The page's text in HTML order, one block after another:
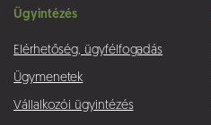
Ügyintézés
Elérhetőség, ügyfélfogadás
Ügymenetek
Vállalkozói ügyintézés